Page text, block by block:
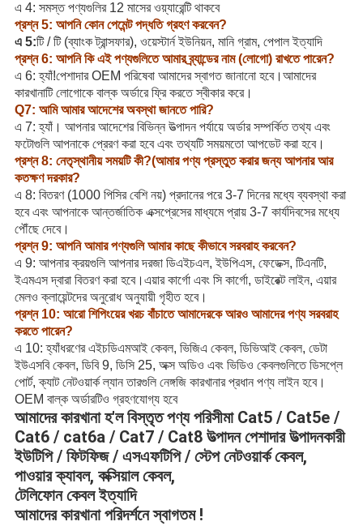
এ 4: সমস্ত পণ্যগুলির 12 মাসের ওয়্যারেন্টি থাকবে
প্রশ্ন 5: আপনি কোন পেমেন্ট পদ্ধতি গ্রহণ করবেন?
এ 5:টি / টি (ব্যাংক ট্রান্সফার), ওয়েস্টার্ন ইউনিয়ন, মানি গ্রাম, পেপাল ইত্যাদি
প্রশ্ন 6: আপনি কি এই পণ্যগুলিতে আমার ব্র্যান্ডের নাম (লোগো) রাখতে পারেন?
এ 6: হ্যাঁ!পেশাদার OEM পরিষেবা আমাদের স্বাগত জানানো হবে।আমাদের
কারখানাটি লোগোকে বাল্ক অর্ডারে ফ্রি করতে স্বীকার করে।
Q7: আমি আমার আদেশের অবস্থা জানতে পারি?
এ 7: হ্যাঁ। আপনার আদেশের বিভিন্ন উত্পাদন পর্যায়ে অর্ডার সম্পর্কিত তথ্য এবং
ফটোগুলি আপনাকে প্রেরণ করা হবে এবং তথ্যটি সময়মতো আপডেট করা হবে।
প্রশ্ন 8: নেতৃস্থানীয় সময়টি কী?(আমার পণ্য প্রস্তুত করার জন্য আপনার আর
কতক্ষণ দরকার?
এ 8: বিতরণ (1000 পিসির বেশি নয়) প্রদানের পরে 3-7 দিনের মধ্যে ব্যবস্থা করা
হবে এবং আপনাকে আন্তর্জাতিক এক্সপ্রেসের মাধ্যমে প্রায় 3-7 কার্যদিবসের মধ্যে
পৌঁছে দেবে।
প্রশ্ন 9: আপনি আমার পণ্যগুলি আমার কাছে কীভাবে সরবরাহ করবেন?
এ 9: আপনার ক্রয়গুলি আপনার দরজা ডিএইচএল, ইউপিএস, ফেডেক্স, টিএনটি,
ইএমএস দ্বারা বিতরণ করা হবে।এয়ার কার্গো এবং সি কার্গো, ডাইরেক্ট লাইন, এয়ার
মেলও ক্লায়েন্টদের অনুরোধ অনুযায়ী গৃহীত হবে।
প্রশ্ন 10: আরো শিপিংয়ের খরচ বাঁচাতে আমাদেরকে আরও আমাদের পণ্য সরবরাহ
করতে পারেন?
এ 10: হ্যাঁধরণের এইচডিএমআই কেবল, ভিজিএ কেবল, ডিভিআই কেবল, ডেটা
ইউএসবি কেবল, ডিবি 9, ডিসি 25, অক্স অডিও এবং ভিডিও কেবলগুলিতে ডিসপ্লে
পোর্ট, ক্যাট নেটওয়ার্ক ল্যান তারগুলি নেঙ্গজি কারখানার প্রধান পণ্য লাইন হবে।
OEM বাল্ক অর্ডারটিও গ্রহণযোগ্য হবে
আমাদের কারখানা হ'ল বিস্তৃত পণ্য পরিসীমা Cat5 / Cat5e /
Cat6 / cat6a / Cat7 / Cat8 উত্পাদন পেশাদার উত্পাদনকারী
ইউটিপি / ফিটফিজ / এসএফটিপি / স্টেপ নেটওয়ার্ক কেবল,
পাওয়ার ক্যাবল, কক্সিয়াল কেবল,
টেলিফোন কেবল ইত্যাদি
আমাদের কারখানা পরিদর্শনে স্বাগতম !